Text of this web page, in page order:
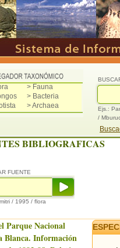
> Fauna
> Bacteria
> Archaea
Ejs.:
/
BIBLIOGRAFICAS
FUENTE
/ 1995 / flora
Parque Nacional
Blanca. Información